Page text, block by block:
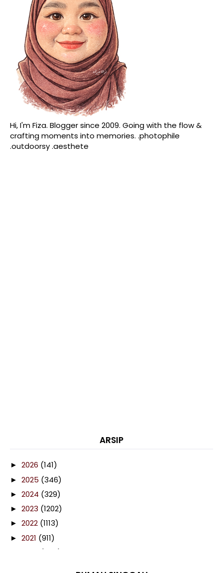
Hi, I'm Fiza. Blogger since 2009. Going with the flow &
crafting moments into memories. .photophile
.outdoorsy .aesthete
ARSIP
► 2026 (141)
► 2025 (346)
► 2024 (329)
► 2023 (1202)
► 2022 (1113)
► 2021 (911)
(460)